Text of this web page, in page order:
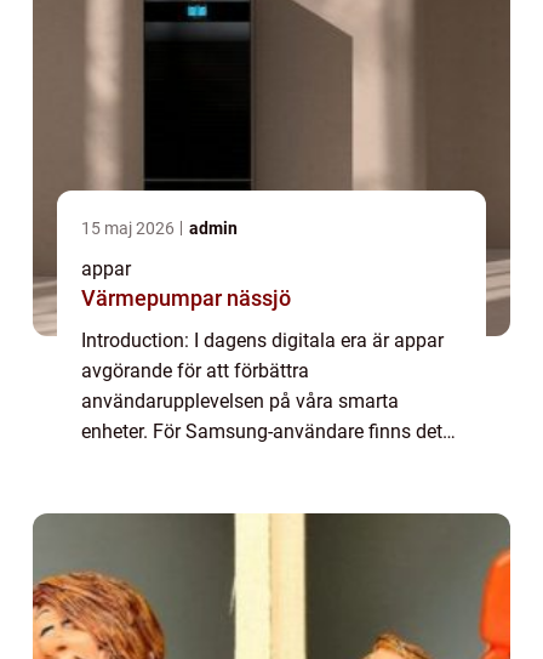
15 maj 2026 admin
appar
Värmepumpar nässjö
Introduction: I dagens digitala era är appar
avgörande för att förbättra
användarupplevelsen på våra smarta
enheter. För Samsung-användare finns det